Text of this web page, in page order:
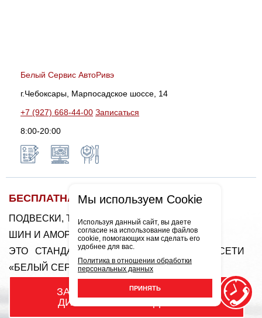
Белый Сервис АвтоРивэ
г.Чебоксары, Марпосадское шоссе, 14
+7 (927) 668-44-00 Записаться
8:00-20:00
БЕСПЛАТНАЯ ДИАГНОСТИКА
ПОДВЕСКИ, ТОРМОЗНОЙ СИСТЕМЫ
ШИН И АМОРТИЗАТОРОВ
ЭТО СТАНДАРТ РАБОТЫ ФЕДЕРАЛЬНОЙ СЕТИ
«БЕЛЫЙ СЕРВИС»!
ЗАПИСЬ НА
БЕСПЛАТНУЮ
ДИАГНОСТИКУ ПОДВЕСКИ
Мы используем Cookie
Используя данный сайт, вы даете
согласие на использование файлов
cookie, помогающих нам сделать его
удобнее для вас.
Политика в отношении обработки
персональных данных
ПРИНЯТЬ